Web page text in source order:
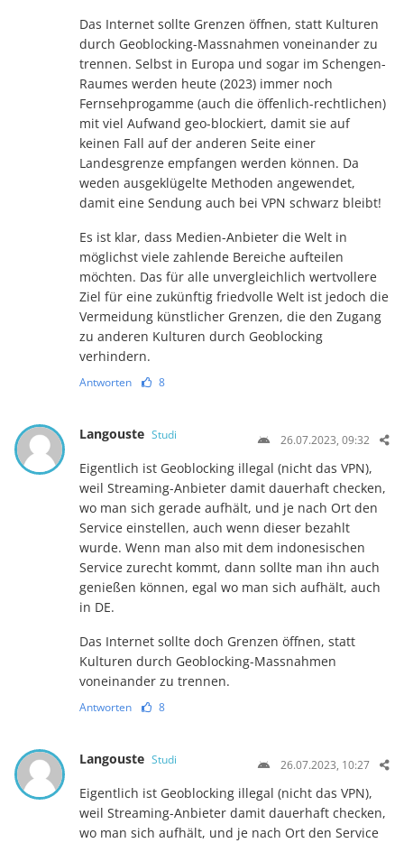
Das Internet sollte Grenzen öffnen, statt Kulturen
durch Geoblocking-Massnahmen voneinander zu
trennen. Selbst in Europa und sogar im Schengen-
Raumes werden heute (2023) immer noch
Fernsehprogamme (auch die öffenlich-rechtlichen)
mit viel Aufwand geo-blockiert, damit sie auf
keinen Fall auf der anderen Seite einer
Landesgrenze empfangen werden können. Da
weden ausgeklügelte Methoden angewendet,
damit eine Sendung auch bei VPN schwarz bleibt!
Es ist klar, dass Medien-Anbieter die Welt in
möglichst viele zahlende Bereiche aufteilen
möchten. Das für alle unvergleichlich wertvollere
Ziel für eine zukünftig friedvolle Welt ist jedoch die
Vermeidung künstlicher Grenzen, die den Zugang
zu anderen Kulturen durch Geoblocking
verhindern.
Antworten 8
Langouste Studi 26.07.2023, 09:32
Eigentlich ist Geoblocking illegal (nicht das VPN),
weil Streaming-Anbieter damit dauerhaft checken,
wo man sich gerade aufhält, und je nach Ort den
Service einstellen, auch wenn dieser bezahlt
wurde. Wenn man also mit dem indonesischen
Service zurecht kommt, dann sollte man ihn auch
genießen können, egal wo man sich aufhält, auch
in DE.
Das Internet sollte doch Grenzen öffnen, statt
Kulturen durch Geoblocking-Massnahmen
voneinander zu trennen.
Antworten 8
Langouste Studi 26.07.2023, 10:27
Eigentlich ist Geoblocking illegal (nicht das VPN),
weil Streaming-Anbieter damit dauerhaft checken,
wo man sich aufhält, und je nach Ort den Service